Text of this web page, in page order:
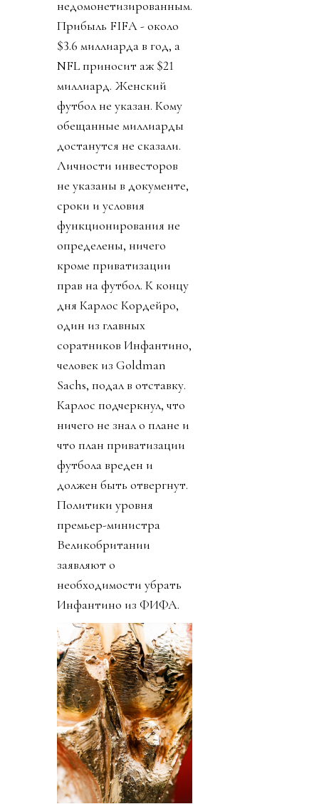
недомонетизированным.
Прибыль FIFA - около
$3.6 миллиарда в год, а
NFL приносит аж $21
миллиард. Женский
футбол не указан. Кому
обещанные миллиарды
достанутся не сказали.
Личности инвесторов
не указаны в документе,
сроки и условия
функционирования не
определены, ничего
кроме приватизации
прав на футбол. К концу
дня Карлос Кордейро,
один из главных
соратников Инфантино,
человек из Goldman
Sachs, подал в отставку.
Карлос подчеркнул, что
ничего не знал о плане и
что план приватизации
футбола вреден и
должен быть отвергнут.
Политики уровня
премьер-министра
Великобритании
заявляют о
необходимости убрать
Инфантино из ФИФА.